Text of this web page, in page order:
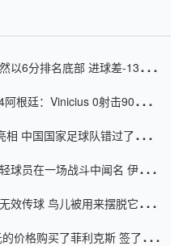
以6分排名底部 进球差-13令人
根廷：Vinicius 0射击90分钟
中国国家足球队错过了世界
球员在一场战斗中闻名 伊万放
效传球 鸟儿被用来摆脱它
价格购买了菲利克斯 签了7年